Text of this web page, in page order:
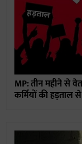
MP: तीन महीने से
कर्मियों की हड़ताल